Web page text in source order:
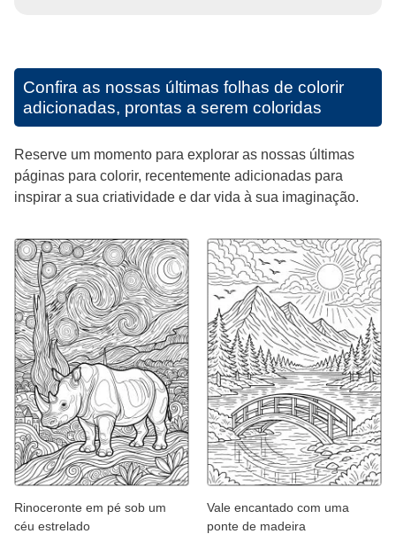
Confira as nossas últimas folhas de colorir
adicionadas, prontas a serem coloridas
Reserve um momento para explorar as nossas últimas
páginas para colorir, recentemente adicionadas para
inspirar a sua criatividade e dar vida à sua imaginação.
Rinoceronte em pé sob um
céu estrelado
Vale encantado com uma
ponte de madeira